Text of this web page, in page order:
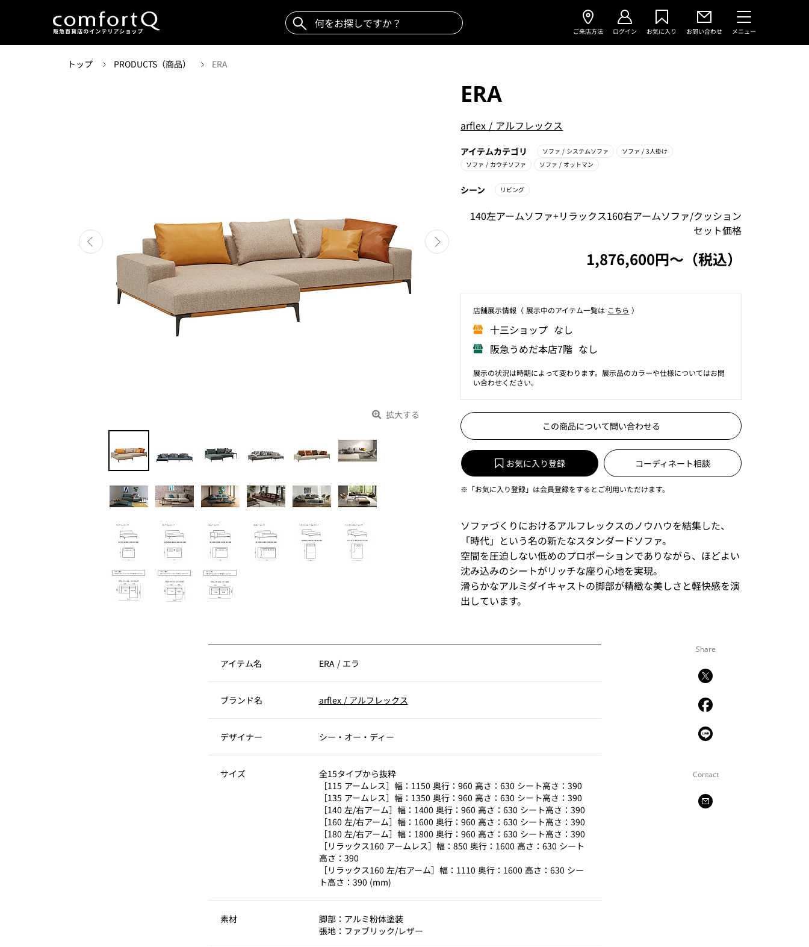
ご来店方法 ログイン お気に入り お問い合わせ メニュー
トップ PRODUCTS（商品） ERA
拡大する
ERA
arflex / アルフレックス
アイテムカテゴリ ソファ/ システムソファ ソファ/ 3人掛け
ソファ/ カウチソファ ソファ/ オットマン
シーン リビング
140左アームソファ+リラックス160右アームソファ/クッション
セット価格
1,876,600円〜（税込）
店舗展⽰情報（ 展⽰中のアイテム⼀覧は こちら ）
⼗三ショップ なし
阪急うめだ本店7階 なし
展示の状況は時期によって変わります。展示品のカラーや仕様についてはお問
い合わせください。
この商品について問い合わせる
お気に入り登録 コーディネート相談
※「お気に入り登録」は会員登録をするとご利用いただけます。
ソファづくりにおけるアルフレックスのノウハウを結集した、
「時代」という名の新たなスタンダードソファ。
空間を圧迫しない低めのプロポーションでありながら、ほどよい
沈み込みのシートがリッチな座り心地を実現。
滑らかなアルミダイキャストの脚部が精緻な美しさと軽快感を演
出しています。
Share
Contact
アイテム名 ERA / エラ
ブランド名 arflex / アルフレックス
デザイナー シー・オー・ディー
サイズ
全15タイプから抜粋
［115 アームレス］幅：1150 奥行：960 高さ：630 シート高さ：390
［135 アームレス］幅：1350 奥行：960 高さ：630 シート高さ：390
［140 左/右アーム］幅：1400 奥行：960 高さ：630 シート高さ：390
［160 左/右アーム］幅：1600 奥行：960 高さ：630 シート高さ：390
［180 左/右アーム］幅：1800 奥行：960 高さ：630 シート高さ：390
［リラックス160 アームレス］幅：850 奥行：1600 高さ：630 シート
高さ：390
［リラックス160 左/右アーム］幅：1110 奥行：1600 高さ：630 シー
ト高さ：390 (mm)
素材
脚部：アルミ粉体塗装
張地：ファブリック/レザー